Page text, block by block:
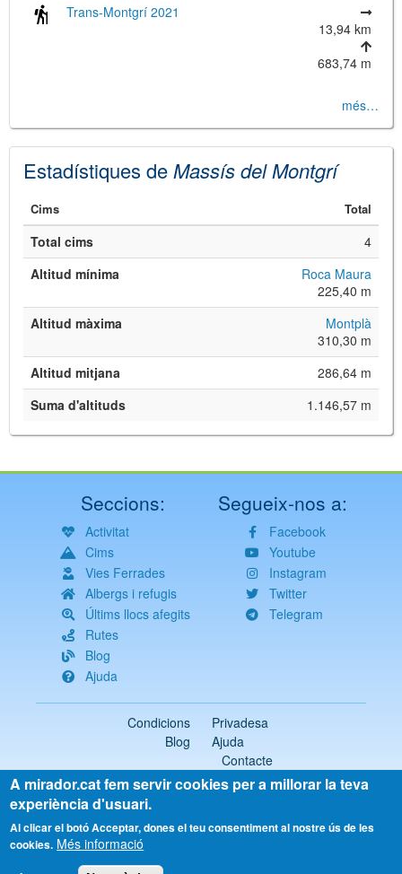
Trans-Montgrí 2021
13,94 km
683,74 m
més…
Estadístiques deMassís del Montgrí
Cims Total
Total cims
4
Altitud mínima
Roca Maura
225,40 m
Altitud màxima
Montplà
310,30 m
Altitud mitjana
286,64 m
Suma d'altituds
1.146,57 m
Seccions:
Activitat
Cims
Vies Ferrades
Albergs i refugis
Últims llocs afegits
Rutes
Blog
Ajuda
Segueix-nos a:
Facebook
Youtube
Instagram
Twitter
Telegram
Condicions
Privadesa
Blog
Ajuda
Contacte
2018-2026 ©mirador.cat
Tots els drets reservats
Select
language
A mirador.cat fem servir cookies per a millorar la teva
experiència d'usuari.
Al clicar el botó Acceptar, dones el teu consentiment al nostre ús de les
cookies. Més informació